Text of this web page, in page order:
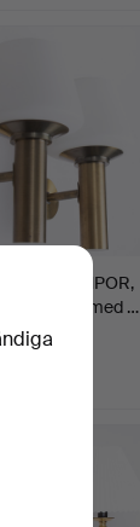
VÄGGLAMPOR,
mässing med …
22 jul 2026